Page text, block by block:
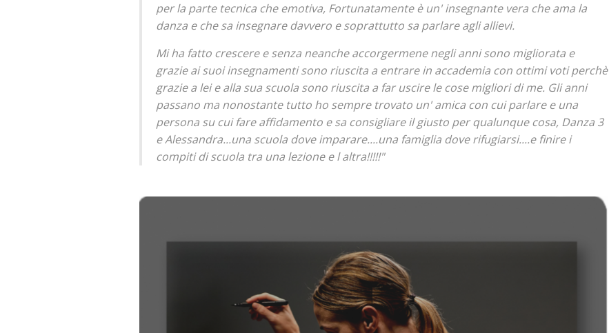
per la parte tecnica che emotiva, Fortunatamente è un' insegnante vera che ama la
danza e che sa insegnare davvero e soprattutto sa parlare agli allievi.
Mi ha fatto crescere e senza neanche accorgermene negli anni sono migliorata e
grazie ai suoi insegnamenti sono riuscita a entrare in accademia con ottimi voti perchè
grazie a lei e alla sua scuola sono riuscita a far uscire le cose migliori di me. Gli anni
passano ma nonostante tutto ho sempre trovato un' amica con cui parlare e una
persona su cui fare affidamento e sa consigliare il giusto per qualunque cosa, Danza 3
e Alessandra...una scuola dove imparare....una famiglia dove rifugiarsi....e finire i
compiti di scuola tra una lezione e l altra!!!!!"